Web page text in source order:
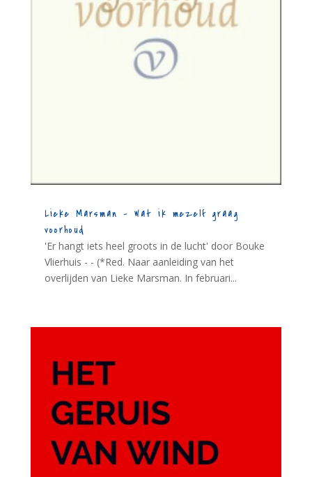
Lieke Marsman – Wat ik mezelf graag
voorhoud
'Er hangt iets heel groots in de lucht' door Bouke
Vlierhuis - - (*Red. Naar aanleiding van het
overlijden van Lieke Marsman. In februari...